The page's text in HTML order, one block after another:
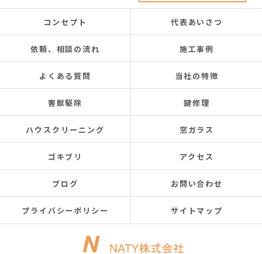
コンセプト 代表あいさつ
依頼、相談の流れ 施工事例
よくある質問 当社の特徴
害獣駆除 鍵修理
ハウスクリーニング 窓ガラス
ゴキブリ アクセス
ブログ お問い合わせ
プライバシーポリシー サイトマップ